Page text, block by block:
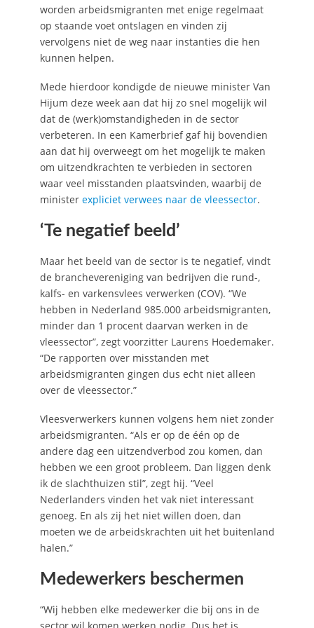
worden arbeidsmigranten met enige regelmaat
op staande voet ontslagen en vinden zij
vervolgens niet de weg naar instanties die hen
kunnen helpen.
Mede hierdoor kondigde de nieuwe minister Van
Hijum deze week aan dat hij zo snel mogelijk wil
dat de (werk)omstandigheden in de sector
verbeteren. In een Kamerbrief gaf hij bovendien
aan dat hij overweegt om het mogelijk te maken
om uitzendkrachten te verbieden in sectoren
waar veel misstanden plaatsvinden, waarbij de
minister expliciet verwees naar de vleessector.
‘Te negatief beeld’
Maar het beeld van de sector is te negatief, vindt
de branchevereniging van bedrijven die rund-,
kalfs- en varkensvlees verwerken (COV). “We
hebben in Nederland 985.000 arbeidsmigranten,
minder dan 1 procent daarvan werken in de
vleessector”, zegt voorzitter Laurens Hoedemaker.
“De rapporten over misstanden met
arbeidsmigranten gingen dus echt niet alleen
over de vleessector.”
Vleesverwerkers kunnen volgens hem niet zonder
arbeidsmigranten. “Als er op de één op de
andere dag een uitzendverbod zou komen, dan
hebben we een groot probleem. Dan liggen denk
ik de slachthuizen stil”, zegt hij. “Veel
Nederlanders vinden het vak niet interessant
genoeg. En als zij het niet willen doen, dan
moeten we de arbeidskrachten uit het buitenland
halen.”
Medewerkers beschermen
“Wij hebben elke medewerker die bij ons in de